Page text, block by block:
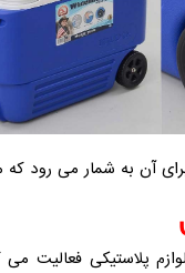
آن به شمار می رود
پلاستیکی فعالیت